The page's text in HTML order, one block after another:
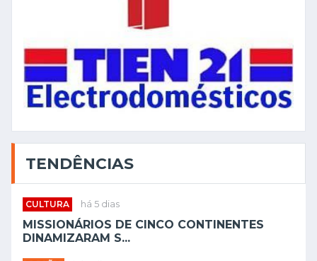
TENDÊNCIAS
CULTURA há 5 dias
MISSIONÁRIOS DE CINCO CONTINENTES
DINAMIZARAM S...